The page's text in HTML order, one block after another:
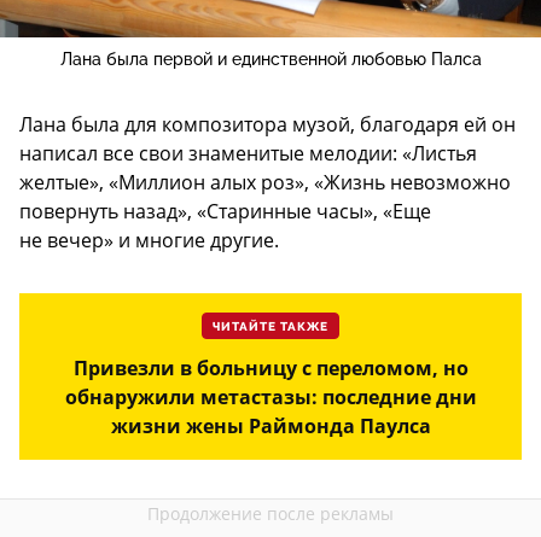
Лана была первой и единственной любовью Палса
Лана была для композитора музой, благодаря ей он
написал все свои знаменитые мелодии: «Листья
желтые», «Миллион алых роз», «Жизнь невозможно
повернуть назад», «Старинные часы», «Еще
не вечер» и многие другие.
ЧИТАЙТЕ ТАКЖЕ
Привезли в больницу с переломом, но
обнаружили метастазы: последние дни
жизни жены Раймонда Паулса